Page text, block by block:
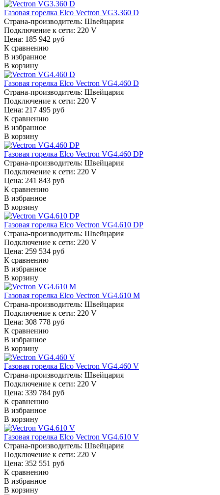
Газовая горелка Elco Vectron VG3.360 D
Страна-производитель: Швейцария
Подключение к сети: 220 V
Цена: 185 942 руб
К сравнению
В избранное
В корзину
Газовая горелка Elco Vectron VG4.460 D
Страна-производитель: Швейцария
Подключение к сети: 220 V
Цена: 217 495 руб
К сравнению
В избранное
В корзину
Газовая горелка Elco Vectron VG4.460 DP
Страна-производитель: Швейцария
Подключение к сети: 220 V
Цена: 241 843 руб
К сравнению
В избранное
В корзину
Газовая горелка Elco Vectron VG4.610 DP
Страна-производитель: Швейцария
Подключение к сети: 220 V
Цена: 259 534 руб
К сравнению
В избранное
В корзину
Газовая горелка Elco Vectron VG4.610 M
Страна-производитель: Швейцария
Подключение к сети: 220 V
Цена: 308 778 руб
К сравнению
В избранное
В корзину
Газовая горелка Elco Vectron VG4.460 V
Страна-производитель: Швейцария
Подключение к сети: 220 V
Цена: 339 784 руб
К сравнению
В избранное
В корзину
Газовая горелка Elco Vectron VG4.610 V
Страна-производитель: Швейцария
Подключение к сети: 220 V
Цена: 352 551 руб
К сравнению
В избранное
В корзину